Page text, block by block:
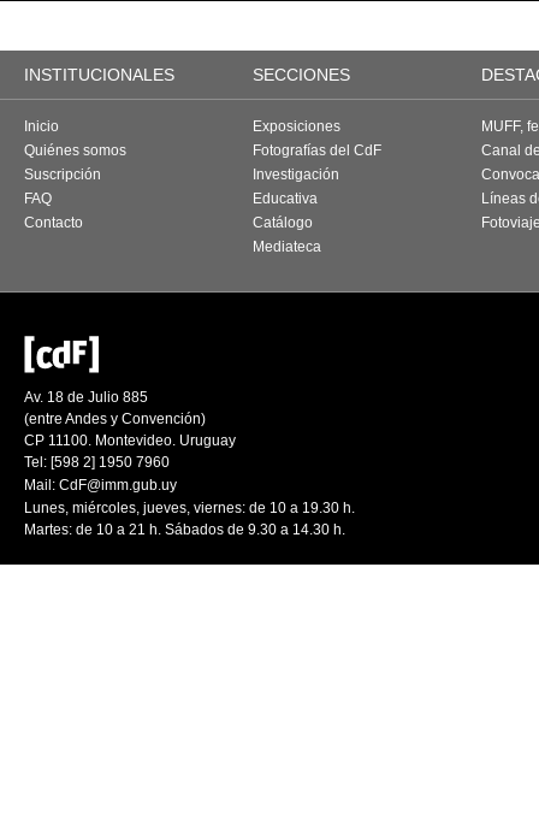
INSTITUCIONALES SECCIONES
Inicio
Quiénes somos
Suscripción
FAQ
Contacto
Exposiciones
Fotografías del CdF
Investigación
Educativa
Catálogo
Mediateca
MUFF,
Canal
Líneas
Av. 18 de Julio 885
(entre Andes y Convención)
CP 11100. Montevideo. Uruguay
Tel: [598 2] 1950 7960
Mail: CdF@imm.gub.uy
Lunes, miércoles, jueves, viernes: de 10 a 19.30 h.
Martes: de 10 a 21 h. Sábados de 9.30 a 14.30 h.